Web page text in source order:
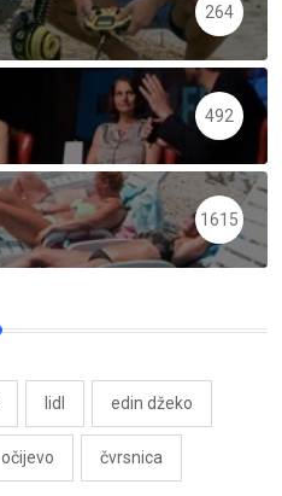
264
492
1615
lidl edin džeko
očijevo čvrsnica